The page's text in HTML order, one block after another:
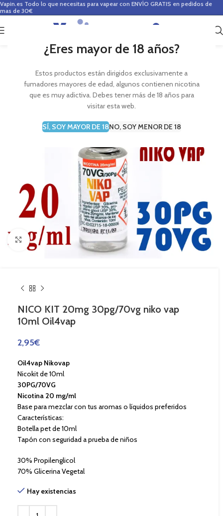
¿Eres mayor de 18 años?
Estos productos están dirigidos exclusivamente a
fumadores mayores de edad, algunos contienen nicotina
que es muy adictiva. Debes tener más de 18 años para
visitar esta web.
SÍ, SOY MAYOR DE 18NO, SOY MENOR DE 18
Vapin.es Todo lo que necesitas para vapear con ENVÍO GRATIS en pedidos de
mas de 30€
0
Haga Click para agrandar
NICO KIT 20mg 30pg/70vg niko vap
10ml Oil4vap
2,95€
Oil4vap Nikovap
Nicokit de 10ml
30PG/70VG
Nicotina 20 mg/ml
Base para mezclar con tus aromas o líquidos preferidos
Características:
Botella pet de 10ml
Tapón con seguridad a prueba de niños
30% Propilenglicol
70% Glicerina Vegetal
Hay existencias